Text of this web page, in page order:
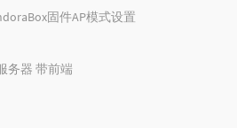
固件AP模式设置
务器 带前端